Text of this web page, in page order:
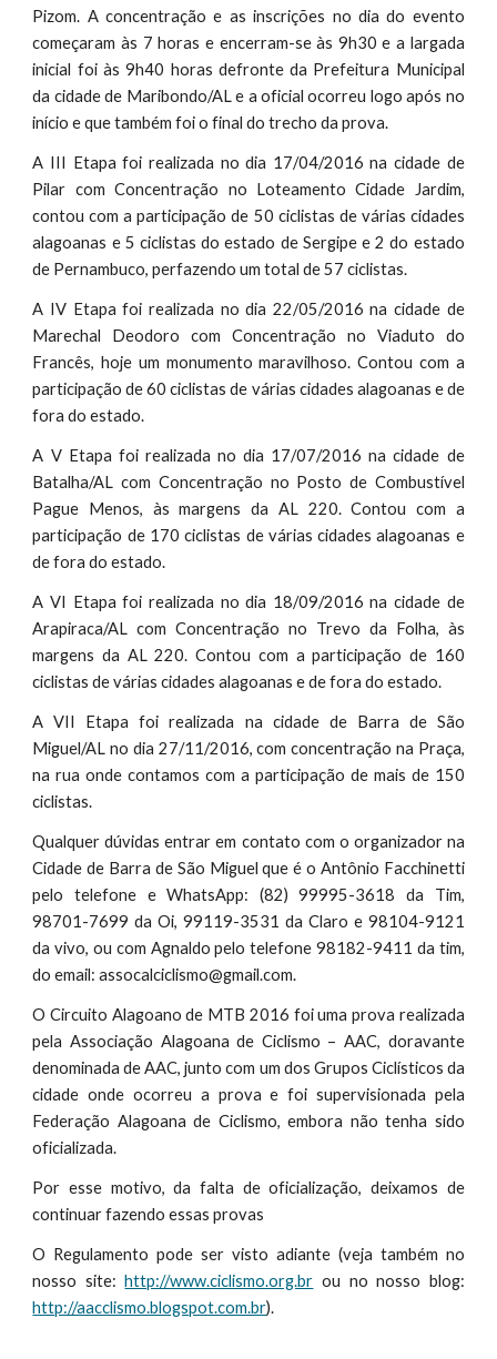
Pizom. A concentração e as inscrições no dia do evento
começaram às 7 horas e encerram-se às 9h30 e a largada
inicial foi às 9h40 horas defronte da Prefeitura Municipal
da cidade de Maribondo/AL e a oficial ocorreu logo após no
início e que também foi o final do trecho da prova.
A III Etapa foi realizada no dia 17/04/2016 na cidade de
Pilar com Concentração no Loteamento Cidade Jardim,
contou com a participação de 50 ciclistas de várias cidades
alagoanas e 5 ciclistas do estado de Sergipe e 2 do estado
de Pernambuco, perfazendo um total de 57 ciclistas.
A IV Etapa foi realizada no dia 22/05/2016 na cidade de
Marechal Deodoro com Concentração no Viaduto do
Francês, hoje um monumento maravilhoso. Contou com a
participação de 60 ciclistas de várias cidades alagoanas e de
fora do estado.
A V Etapa foi realizada no dia 17/07/2016 na cidade de
Batalha/AL com Concentração no Posto de Combustível
Pague Menos, às margens da AL 220. Contou com a
participação de 170 ciclistas de várias cidades alagoanas e
de fora do estado.
A VI Etapa foi realizada no dia 18/09/2016 na cidade de
Arapiraca/AL com Concentração no Trevo da Folha, às
margens da AL 220. Contou com a participação de 160
ciclistas de várias cidades alagoanas e de fora do estado.
A VII Etapa foi realizada na cidade de Barra de São
Miguel/AL no dia 27/11/2016, com concentração na Praça,
na rua onde contamos com a participação de mais de 150
ciclistas.
Qualquer dúvidas entrar em contato com o organizador na
Cidade de Barra de São Miguel que é o Antônio Facchinetti
pelo telefone e WhatsApp: (82) 99995-3618 da Tim,
98701-7699 da Oi, 99119-3531 da Claro e 98104-9121
da vivo, ou com Agnaldo pelo telefone 98182-9411 da tim,
do email: assocalciclismo@gmail.com.
O Circuito Alagoano de MTB 2016 foi uma prova realizada
pela Associação Alagoana de Ciclismo – AAC, doravante
denominada de AAC, junto com um dos Grupos Ciclísticos da
cidade onde ocorreu a prova e foi supervisionada pela
Federação Alagoana de Ciclismo, embora não tenha sido
oficializada.
Por esse motivo, da falta de oficialização, deixamos de
continuar fazendo essas provas
O Regulamento pode ser visto adiante (veja também no
nosso site:http://www.ciclismo.org.br ou no nosso blog:
http://aacclismo.blogspot.com.br).